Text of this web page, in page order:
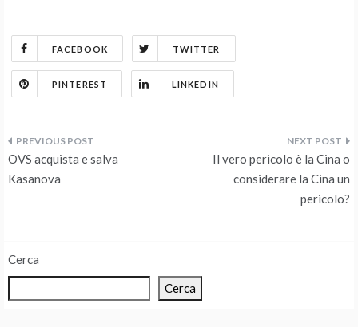
FACEBOOK TWITTER
PINTEREST LINKEDIN
Navigazione
articoli
OVS acquista e salva
Kasanova
Il vero pericolo è la Cina o
considerare la Cina un
pericolo?
Cerca
Cerca